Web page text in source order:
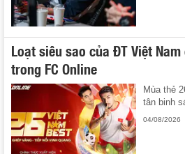
Loạt siêu sao của ĐT Việt
trong FC Online
Mùa thẻ
tân binh
04/08/2026